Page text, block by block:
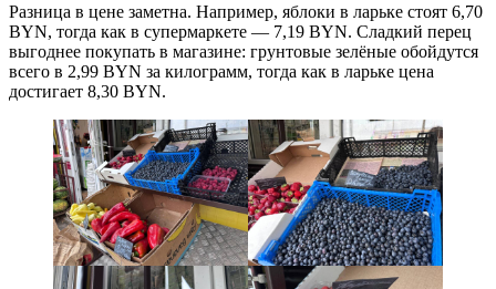
Разница в цене заметна. Например, яблоки в ларьке стоят 6,70
BYN, тогда как в супермаркете — 7,19 BYN. Сладкий перец
выгоднее покупать в магазине: грунтовые зелёные обойдутся
всего в 2,99 BYN за килограмм, тогда как в ларьке цена
достигает 8,30 BYN.